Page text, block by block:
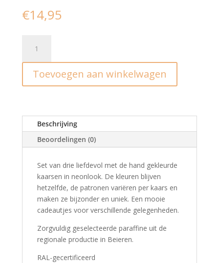
€14,95
Coconut
waterfall
aantal
Toevoegen aan winkelwagen
Beschrijving
Beoordelingen (0)
Set van drie liefdevol met de hand gekleurde
kaarsen in neonlook. De kleuren blijven
hetzelfde, de patronen variëren per kaars en
maken ze bijzonder en uniek. Een mooie
cadeautjes voor verschillende gelegenheden.
Zorgvuldig geselecteerde paraffine uit de
regionale productie in Beieren.
RAL-gecertificeerd